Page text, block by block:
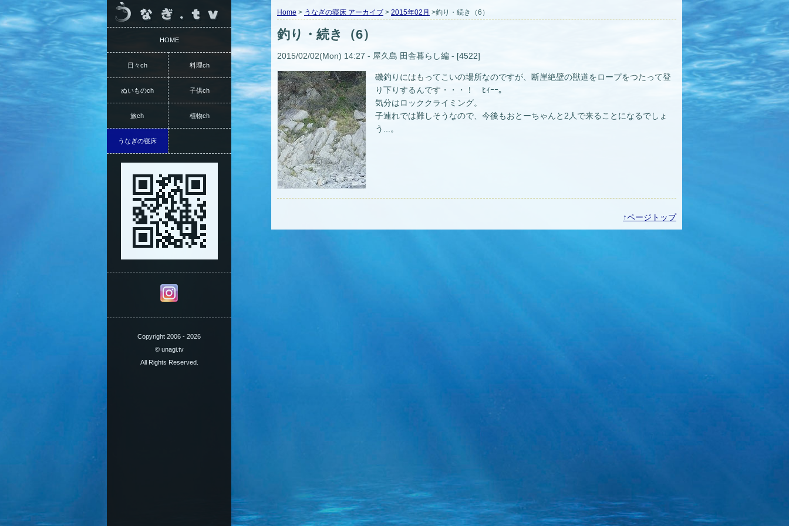
Home > うなぎの寝床 アーカイブ > 2015年02月 >釣り・続き（6）
釣り・続き（6）
2015/02/02(Mon) 14:27 - 屋久島 田舎暮らし編 - [4522]
磯釣りにはもってこいの場所なのですが、断崖絶壁の獣道をロープをつたって登
り下りするんです・・・！ ﾋｨｰｰ｡
気分はロッククライミング。
子連れでは難しそうなので、今後もおとーちゃんと2人で来ることになるでしょ
う...。
↑ページトップ
HOME
日々ch 料理ch
ぬいものch 子供ch
旅ch 植物ch
うなぎの寝床
Copyright 2006 - 2026
© unagi.tv
All Rights Reserved.